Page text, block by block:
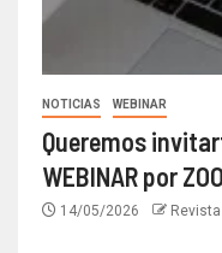
NOTICIAS WEBINAR
Queremos
WEBINAR por
14/05/2026 Revista